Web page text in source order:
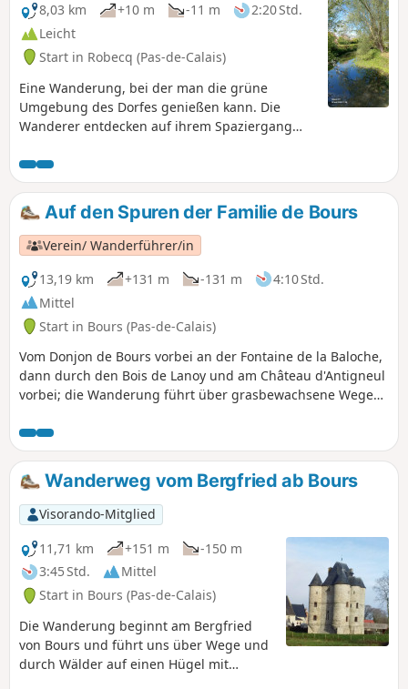
8,03 km
+10 m -11 m
2:20 Std.
Leicht
Start in Robecq (Pas-de-Calais)
Eine Wanderung, bei der man die grüne
Umgebung des Dorfes genießen kann. Die
Wanderer entdecken auf ihrem Spaziergang
und eine Vielzahl abwechslungsreicher
Landschaften, reich an Flora und Fauna. Diese
Wanderung ist in der Randofiche 48 zu finden,
herausgegeben vom FFRP und der CABBALR.
Auf den Spuren der Familie de Bours
Verein/ Wanderführer/in
13,19 km
+131 m -131 m
4:10 Std.
Mittel
Start in Bours (Pas-de-Calais)
Vom Donjon de Bours vorbei an der Fontaine de la Baloche,
dann durch den Bois de Lanoy und am Château d'Antigneul
vorbei; die Wanderung führt über grasbewachsene Wege
Wanderweg vom Bergfried ab Bours
Visorando-Mitglied
11,71 km
+151 m
-150 m
3:45 Std.
Mittel
Start in Bours (Pas-de-Calais)
Die Wanderung beginnt am Bergfried
von Bours und führt uns über Wege und
durch Wälder auf einen Hügel mit